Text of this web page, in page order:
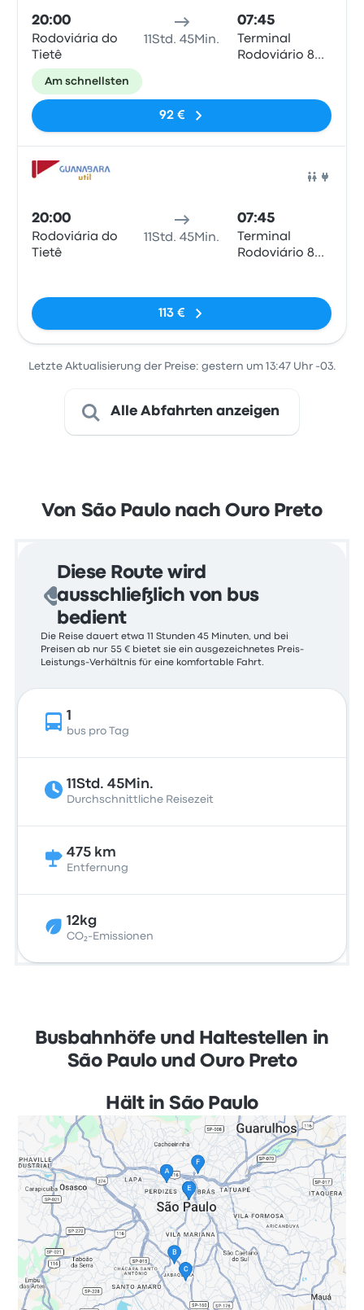
20:00
Rodoviária do
Tietê
11Std. 45Min.
07:45
Terminal
Rodoviário 8
Am schnellsten
92 €
20:00
Rodoviária do
Tietê
11Std. 45Min.
07:45
Terminal
Rodoviário 8
113 €
Letzte Aktualisierung der Preise: gestern um 13:47 Uhr -03.
Alle Abfahrten anzeigen
Von São Paulo nach Ouro Preto
Diese Route wird
ausschließlich von bus
bedient
Die Reise dauert etwa 11 Stunden 45 Minuten, und bei
Preisen ab nur 55 € bietet sie ein ausgezeichnetes Preis-
Leistungs-Verhältnis für eine komfortable Fahrt.
1
bus pro Tag
11Std. 45Min.
Durchschnittliche Reisezeit
475 km
Entfernung
12kg
CO₂-Emissionen
Busbahnhöfe und Haltestellen in
São Paulo und Ouro Preto
Hält in São Paulo